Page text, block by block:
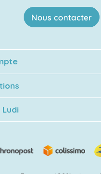
Nous contacter